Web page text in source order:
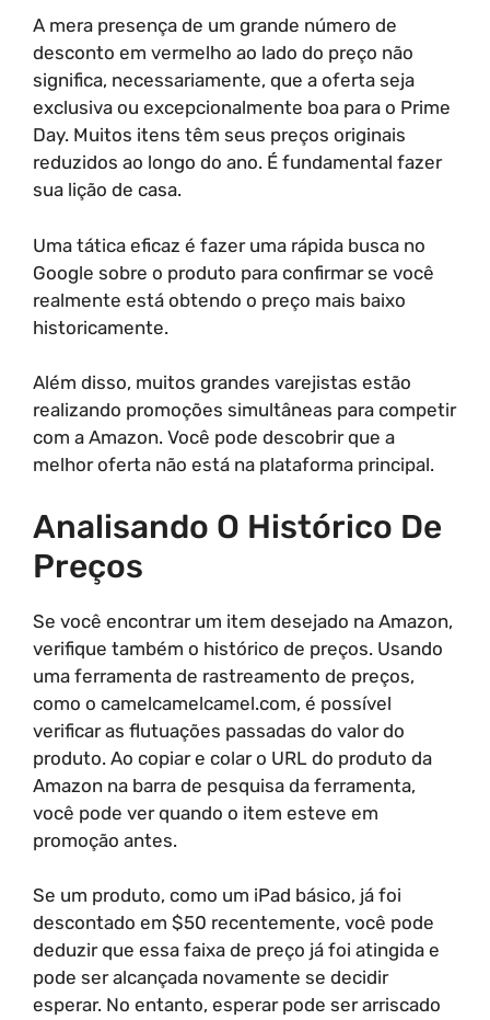
A mera presença de um grande número de
desconto em vermelho ao lado do preço não
significa, necessariamente, que a oferta seja
exclusiva ou excepcionalmente boa para o Prime
Day. Muitos itens têm seus preços originais
reduzidos ao longo do ano. É fundamental fazer
sua lição de casa.
Uma tática eficaz é fazer uma rápida busca no
Google sobre o produto para confirmar se você
realmente está obtendo o preço mais baixo
historicamente.
Além disso, muitos grandes varejistas estão
realizando promoções simultâneas para competir
com a Amazon. Você pode descobrir que a
melhor oferta não está na plataforma principal.
Analisando O Histórico De
Preços
Se você encontrar um item desejado na Amazon,
verifique também o histórico de preços. Usando
uma ferramenta de rastreamento de preços,
como o camelcamelcamel.com, é possível
verificar as flutuações passadas do valor do
produto. Ao copiar e colar o URL do produto da
Amazon na barra de pesquisa da ferramenta,
você pode ver quando o item esteve em
promoção antes.
Se um produto, como um iPad básico, já foi
descontado em $50 recentemente, você pode
deduzir que essa faixa de preço já foi atingida e
pode ser alcançada novamente se decidir
esperar. No entanto, esperar pode ser arriscado